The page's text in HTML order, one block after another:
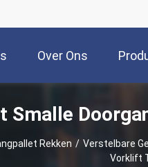
Over Ons
Smalle
Rekken / Verstelbare
Vorklift